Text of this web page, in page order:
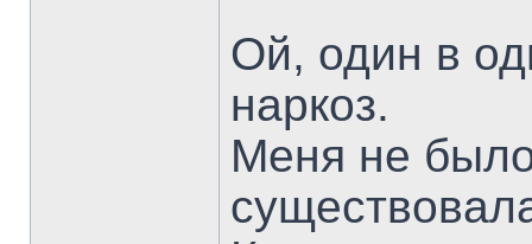
Ой, один в
наркоз.
Меня не